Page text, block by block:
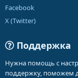
Facebook
X (Twitter)
Поддержка
Нужна помощь с
поддержку, поможем